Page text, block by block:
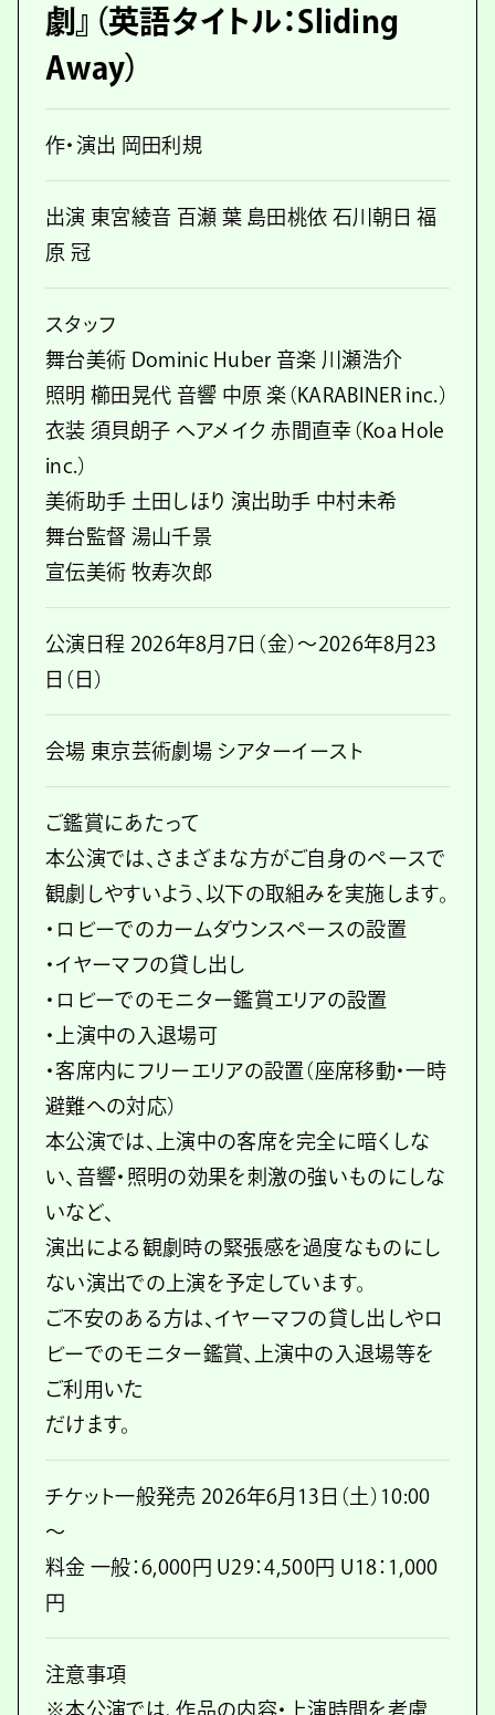
劇』（英語タイトル：Sliding
Away）
作・演出 岡田利規
出演 東宮綾音 百瀬 葉 島田桃依 石川朝日 福
原 冠
スタッフ
舞台美術 Dominic Huber 音楽 川瀬浩介
照明 櫛田晃代 音響 中原 楽（KARABINER inc.）
衣装 須貝朗子 ヘアメイク 赤間直幸（Koa Hole
inc.）
美術助手 土田しほり 演出助手 中村未希
舞台監督 湯山千景
宣伝美術 牧寿次郎
公演日程 2026年8月7日（金）～2026年8月23
日（日）
会場 東京芸術劇場 シアターイースト
ご鑑賞にあたって
本公演では、さまざまな方がご自身のペースで
観劇しやすいよう、以下の取組みを実施します。
・ロビーでのカームダウンスペースの設置
・イヤーマフの貸し出し
・ロビーでのモニター鑑賞エリアの設置
・上演中の入退場可
・客席内にフリーエリアの設置（座席移動・一時
避難への対応）
本公演では、上演中の客席を完全に暗くしな
い、音響・照明の効果を刺激の強いものにしな
いなど、
演出による観劇時の緊張感を過度なものにし
ない演出での上演を予定しています。
ご不安のある方は、イヤーマフの貸し出しやロ
ビーでのモニター鑑賞、上演中の入退場等を
ご利用いた
だけます。
チケット一般発売 2026年6月13日（土）10:00
～
料金 一般：6,000円 U29：4,500円 U18：1,000
円
注意事項
※本公演では、作品の内容・上演時間を考慮